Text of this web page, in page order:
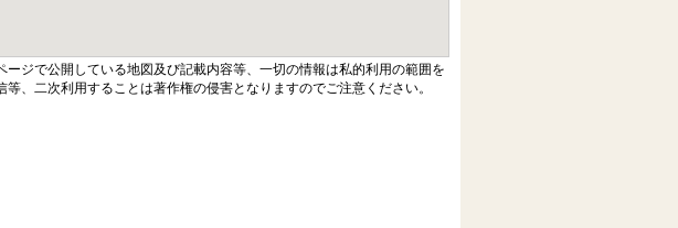
ージで公開している地図及び記載内容等、一切の情報は私的利用の範囲を
、二次利用することは著作権の侵害となりますのでご注意ください。